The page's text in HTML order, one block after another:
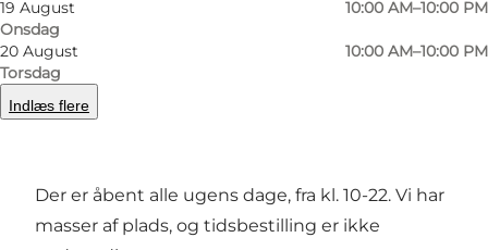
19 August
Onsdag
10:00 AM–10:00 PM
20 August
Torsdag
10:00 AM–10:00 PM
Indlæs flere
I Boulders gør vi klatring sjovt og vi skaber
rammerne for udfordring til alle i alle aldre. Vi
har både faciliteter til nybegyndere, børn, unge,
Der er åbent alle ugens dage, fra kl. 10-22. Vi har
masser af plads, og tidsbestilling er ikke